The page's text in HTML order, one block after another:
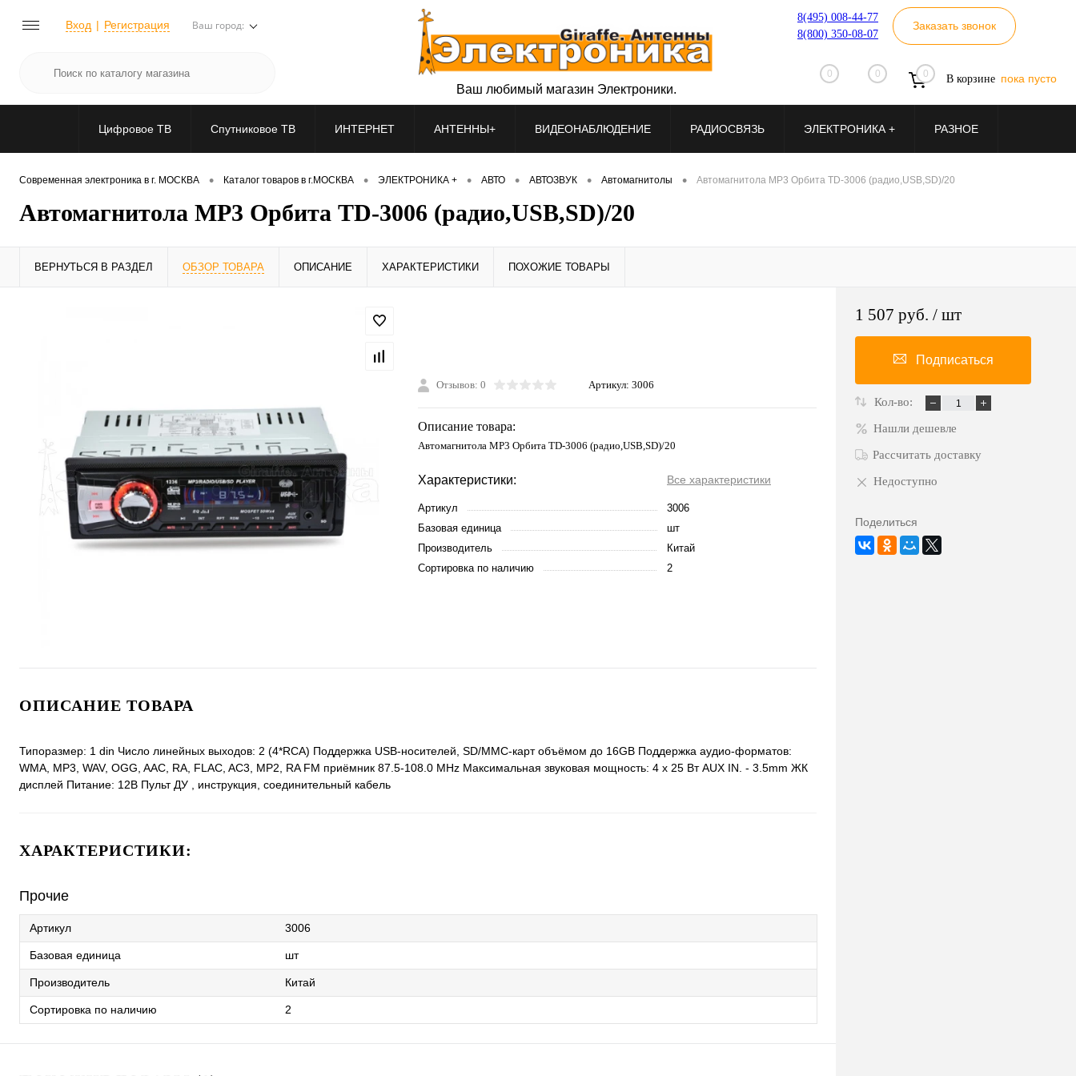
Вход Регистрация Ваш город:
8(495) 008-44-77
8(800) 350-08-07
Заказать звонок
0 0 0 В корзине пока пусто
Ваш любимый магазин Электроники.
Цифровое ТВ Спутниковое ТВ ИНТЕРНЕТ АНТЕННЫ+ ВИДЕОНАБЛЮДЕНИЕ РАДИОСВЯЗЬ ЭЛЕКТРОНИКА + РАЗНОЕ
Современная электроника в г. МОСКВА • Каталог товаров в г.МОСКВА • ЭЛЕКТРОНИКА + • АВТО • АВТОЗВУК • Автомагнитолы • Автомагнитола MP3 Орбита TD-3006 (радио,USB,SD)/20
Автомагнитола MP3 Орбита TD-3006 (радио,USB,SD)/20
ВЕРНУТЬСЯ В РАЗДЕЛ ОБЗОР ТОВАРА ОПИСАНИЕ ХАРАКТЕРИСТИКИ ПОХОЖИЕ ТОВАРЫ
Отзывов: 0 Артикул: 3006
Описание товара:
Автомагнитола MP3 Орбита TD-3006 (радио,USB,SD)/20
Характеристики: Все характеристики
Артикул
3006
Базовая единица
шт
Производитель
Китай
Сортировка по наличию
2
ОПИСАНИЕ ТОВАРА
Типоразмер: 1 din Число линейных выходов: 2 (4*RCA) Поддержка USB-носителей, SD/MMC-карт объёмом до 16GB Поддержка аудио-форматов:
WMA, MP3, WAV, OGG, AAC, RA, FLAC, AC3, MP2, RA FM приёмник 87.5-108.0 MHz Максимальная звуковая мощность: 4 х 25 Вт AUX IN. - 3.5mm ЖК
дисплей Питание: 12В Пульт ДУ , инструкция, соединительный кабель
ХАРАКТЕРИСТИКИ:
Прочие
Артикул 3006
Базовая единица шт
Производитель Китай
Сортировка по наличию 2
1 507 руб. / шт
Подписаться
Кол-во:
Нашли дешевле
Рассчитать доставку
Недоступно
Поделиться